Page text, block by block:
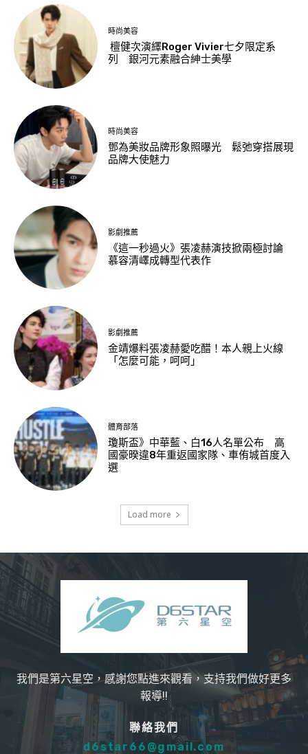
時尚美容
檀健次演繹Roger Vivier七夕限定系
列 銀河元素融合紳士美學
時尚美容
鄧為美妝品牌形象照曝光 鬆弛穿搭展現
品牌大使魅力
影劇推薦
《這一秒過火》張凌赫演技掀兩極討論
慕容清嶧成轉型代表作
影劇推薦
金靖爆料張凌赫愛吃醋！本人親上火線
「怎麼可能，呵呵」
體育部落
瓊斯盃》中華藍、白16人名單公布 高
國豪暌違8年重返國家隊、車侑城首度入
選
Load more
我們是第六星空，感謝您點進來觀看，支持我們做好更多
報導!!
聯絡我們
d6star66@gmail.com